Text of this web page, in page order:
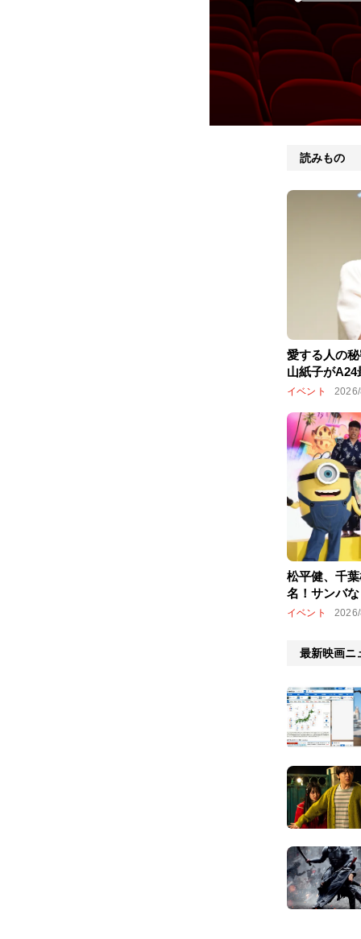
読みもの
愛する人の
山紙子が
考える恋と
イベント
松平健、千
名！サンバ
オンズ＆モ
イベント
最新映画ニ